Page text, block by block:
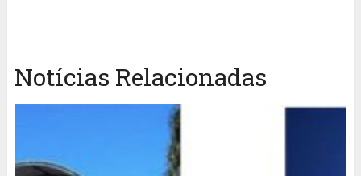
Notícias Relacionadas